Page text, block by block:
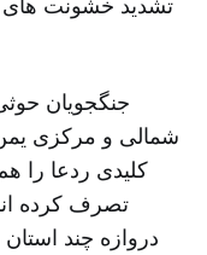
جنگجویان
شمالی و مرکزی
کلیدی ردعا را
تصرف کرده
دروازه چند